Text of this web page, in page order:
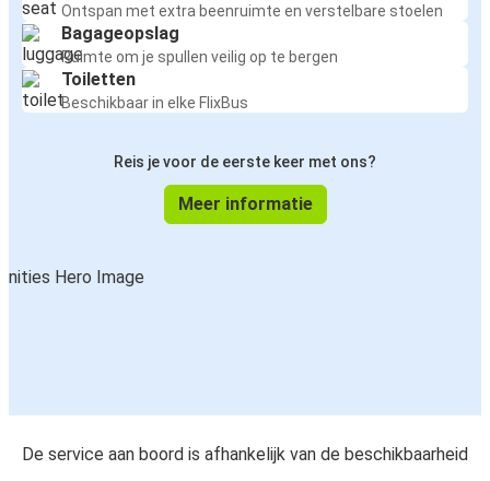
Ontspan met extra beenruimte en verstelbare stoelen
Bagageopslag
Ruimte om je spullen veilig op te bergen
Toiletten
Beschikbaar in elke FlixBus
Reis je voor de eerste keer met ons?
Meer informatie
De service aan boord is afhankelijk van de beschikbaarheid